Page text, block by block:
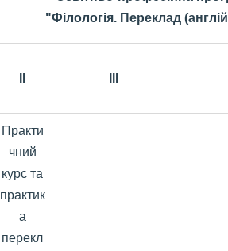
"Філологія. Переклад
Практи
чний
курс та
практик
а
перекл